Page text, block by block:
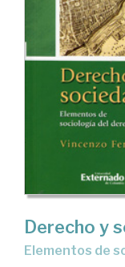
Derecho y
elementos de